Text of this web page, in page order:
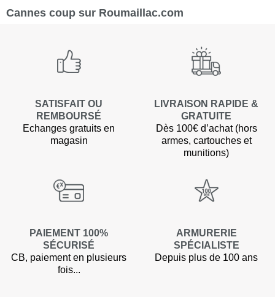
Cannes coup sur Roumaillac.com
SATISFAIT OU
REMBOURSÉ
Echanges gratuits en
magasin
LIVRAISON RAPIDE &
GRATUITE
Dès 100€ d’achat (hors
armes, cartouches et
munitions)
PAIEMENT 100%
SÉCURISÉ
CB, paiement en plusieurs
fois...
ARMURERIE
SPÉCIALISTE
Depuis plus de 100 ans